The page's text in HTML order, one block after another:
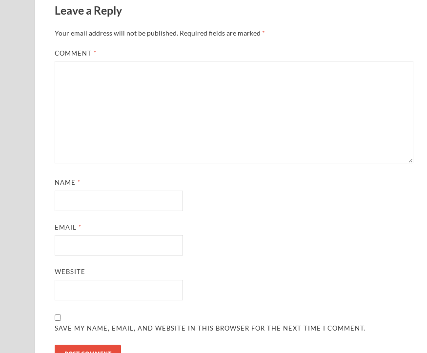
Leave a Reply
Your email address will not be published. Required fields are marked *
COMMENT *
NAME *
EMAIL *
WEBSITE
SAVE MY NAME, EMAIL, AND WEBSITE IN THIS BROWSER FOR THE NEXT TIME I COMMENT.